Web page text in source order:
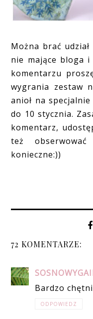
Można brać
nie mające bloga i
komentarzu
wygrania zestaw
anioł na
do 10 stycznia.
komentarz,
też
konieczne:))
72 KOMENTARZE:
Bardzo
ODPOWIEDZ